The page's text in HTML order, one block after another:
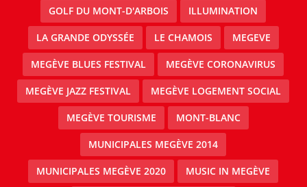
GOLF DU MONT-D'ARBOIS ILLUMINATION
LA GRANDE ODYSSÉE LE CHAMOIS MEGEVE
MEGÈVE BLUES FESTIVAL MEGÈVE CORONAVIRUS
MEGÈVE JAZZ FESTIVAL MEGÈVE LOGEMENT SOCIAL
MEGÈVE TOURISME MONT-BLANC
MUNICIPALES MEGÈVE 2014
MUNICIPALES MEGÈVE 2020 MUSIC IN MEGÈVE